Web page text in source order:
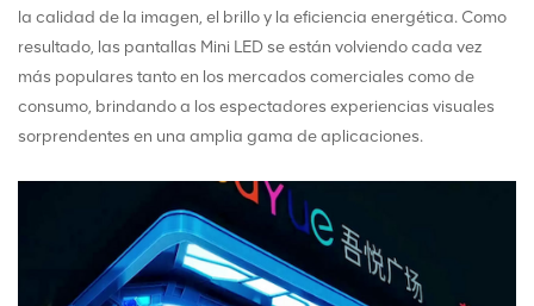
la calidad de la imagen, el brillo y la eficiencia energética. Como
resultado, las pantallas Mini LED se están volviendo cada vez
más populares tanto en los mercados comerciales como de
consumo, brindando a los espectadores experiencias visuales
sorprendentes en una amplia gama de aplicaciones.